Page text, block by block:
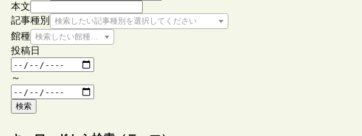
本文
記事種別
検索したい記事種別を選択してください
館種 検索したい館種を選択してください
投稿日
～
検索